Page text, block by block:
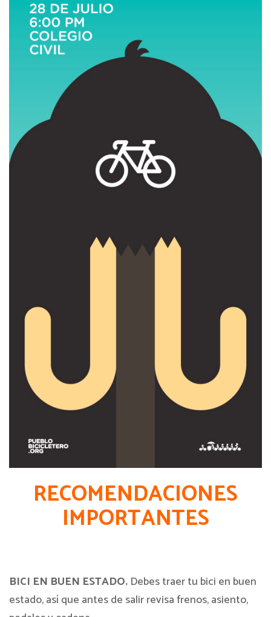
RECOMENDACIONES
IMPORTANTES
BICI EN BUEN ESTADO. Debes traer tu bici en buen
estado, así que antes de salir revisa frenos, asiento,